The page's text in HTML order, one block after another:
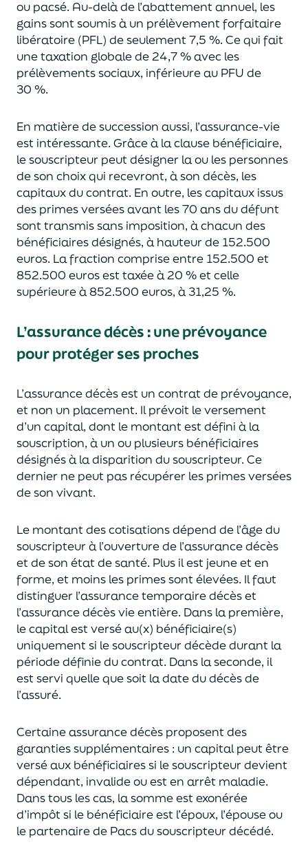
ou pacsé. Au-delàde l’abattement annuel, les
gains sont soumis à un prélèvement forfaitaire
libératoire (PFL) de seulement 7,5 %. Ce qui fait
une taxation globale de24,7 % avec les
prélèvements sociaux, inférieure au PFU de
30 %.
En matière de succession aussi, l’assurance-vie
est intéressante. Grâce à la clause bénéficiaire,
le souscripteur peut désigner la ou les personnes
de son choix qui recevront, à son décès, les
capitaux du contrat. En outre, les capitaux issus
des primes versées avant les 70 ans du défunt
sont transmis sans imposition, à chacun des
bénéficiaires désignés, à hauteur de 152.500
euros. La fraction comprise entre 152.500 et
852.500 eurosest taxée à 20 % et celle
supérieure à 852.500 euros, à 31,25 %.
L’assurance décès :une prévoyance
pour protéger ses proches
L’assurance décès est un contrat de prévoyance,
et non un placement. Il prévoit le versement
d’un capital, dont le montant est défini à la
souscription, à un ou plusieurs bénéficiaires
désignés à la disparition du souscripteur. Ce
dernier ne peut pas récupérer les primes versées
de son vivant.
Le montant des cotisations dépend de l’âgedu
souscripteur à l’ouverture de l’assurance décès
et de son état de santé. Plus il est jeuneet en
forme, et moins les primes sont élevées. Il faut
distinguer l’assurance temporaire décès et
l’assurancedécèsvie entière. Dans la première,
le capital estversé au(x) bénéficiaire(s)
uniquementsi le souscripteur décède durant la
période définie du contrat. Dans la seconde, il
est servi quelle que soit la date du décès de
l’assuré.
Certaine assurance décès proposentdes
garanties supplémentaires : un capitalpeut être
versé aux bénéficiaires si le souscripteur devient
dépendant, invalide ouest en arrêt maladie.
Dans tous les cas, la somme est exonérée
d’impôt si le bénéficiaire est l’époux, l’épouse ou
le partenaire de Pacsdu souscripteur décédé.